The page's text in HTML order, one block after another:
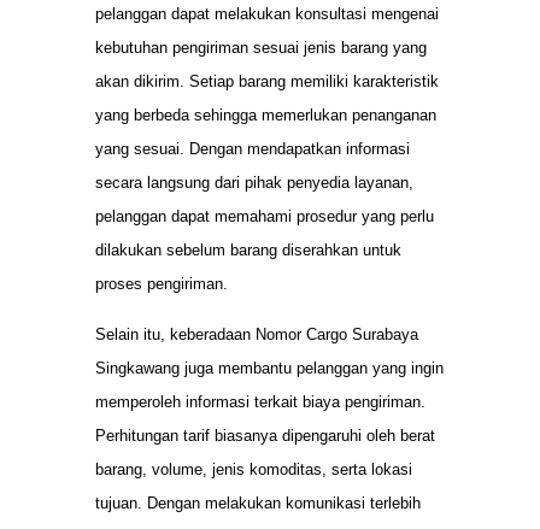
pelanggan dapat melakukan konsultasi mengenai
kebutuhan pengiriman sesuai jenis barang yang
akan dikirim. Setiap barang memiliki karakteristik
yang berbeda sehingga memerlukan penanganan
yang sesuai. Dengan mendapatkan informasi
secara langsung dari pihak penyedia layanan,
pelanggan dapat memahami prosedur yang perlu
dilakukan sebelum barang diserahkan untuk
proses pengiriman.
Selain itu, keberadaan Nomor Cargo Surabaya
Singkawang juga membantu pelanggan yang ingin
memperoleh informasi terkait biaya pengiriman.
Perhitungan tarif biasanya dipengaruhi oleh berat
barang, volume, jenis komoditas, serta lokasi
tujuan. Dengan melakukan komunikasi terlebih